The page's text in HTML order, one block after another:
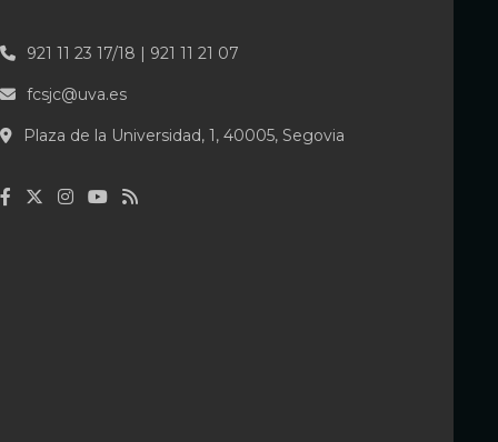
921 11 23 17/18 | 921 11 21 07
fcsjc@uva.es
Plaza de la Universidad, 1, 40005, Segovia